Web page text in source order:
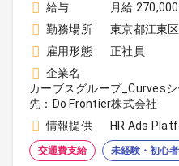
給与
月給
勤務場所
東京都江東区
雇用形態
正社員
企業名
カーブスグループ_Curves
先：Do Frontier株式会社
情報提供
HR Ads
交通費支給 未経験・初心